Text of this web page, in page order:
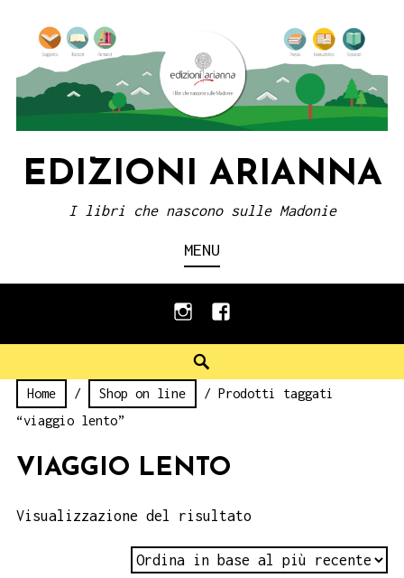
content
EDIZIONI ARIANNA
I libri che nascono sulle Madonie
MENU
instagramfacebook
Home / Shop on line
/ Prodotti taggati
“viaggio lento”
VIAGGIO LENTO
Visualizzazione del risultato